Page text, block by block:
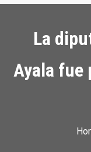
La
Ayala fue